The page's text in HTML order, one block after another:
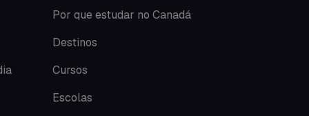
Seguro viagem
Lapses
Trabalhar no exterior
Por que estudar no Canadá
Destinos
Cursos
Escolas